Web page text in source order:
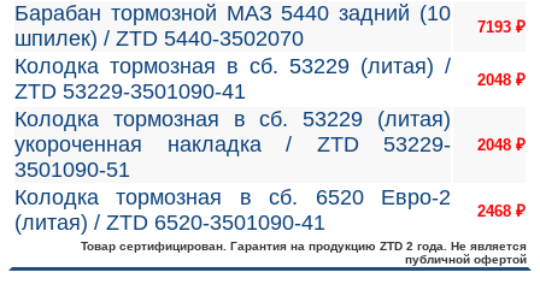
Барабан тормозной МАЗ 5440 задний (10
шпилек) / ZTD 5440-3502070
7193 ₽
Колодка тормозная в сб. 53229 (литая) /
ZTD 53229-3501090-41
2048 ₽
Колодка тормозная в сб. 53229 (литая)
укороченная накладка / ZTD 53229-
3501090-51
2048 ₽
Колодка тормозная в сб. 6520 Евро-2
(литая) / ZTD 6520-3501090-41
2468 ₽
Товар сертифицирован. Гарантия на продукцию ZTD 2 года. Не является
публичной офертой